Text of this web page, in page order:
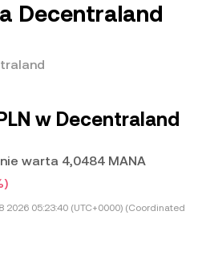
Decentraland
w Decentraland
warta 4,0484 MANA
2026 05:23:40 (UTC+0000) (Coordinated